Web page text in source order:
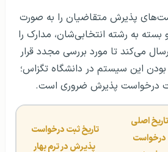
پذیرش متقاضیان را به صورت
بسته به رشته انتخابی‌شان، مدارک را
می‌کند تا مورد بررسی مجدد قرار
این سیستم در دانشگاه تگزاس؛
درخواست پذیرش ضروری است.
پذیرش در ترم بهار